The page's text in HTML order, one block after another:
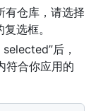
有仓库，请选择
选框。
后，
符合你应用的